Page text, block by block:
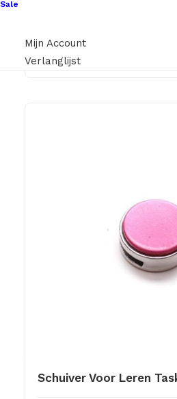
Sale
Mijn Account
Verlanglijst